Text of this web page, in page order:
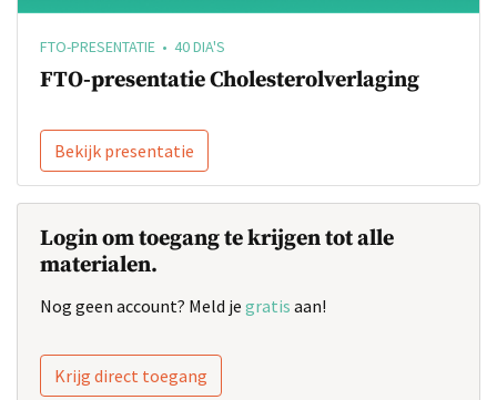
FTO-PRESENTATIE • 40 DIA'S
FTO-presentatie Cholesterolverlaging
Bekijk presentatie
Login om toegang te krijgen tot alle
materialen.
Nog geen account? Meld je gratis aan!
Krijg direct toegang